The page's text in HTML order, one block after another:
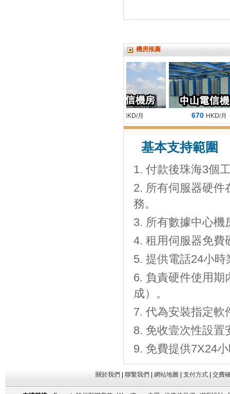
機房推薦
HKD/月 670HKD/月
基本支持範圍
付款後珠海3個
所有伺服器硬件
務。
所有數據中心機
租用伺服器免費
提供電話24小時
負責硬件使用期
成）。
代為安裝指定軟
免收壹次性設置
免費提供7X24
關於我們 聯繫我們 網站地圖 支付方式| 交費